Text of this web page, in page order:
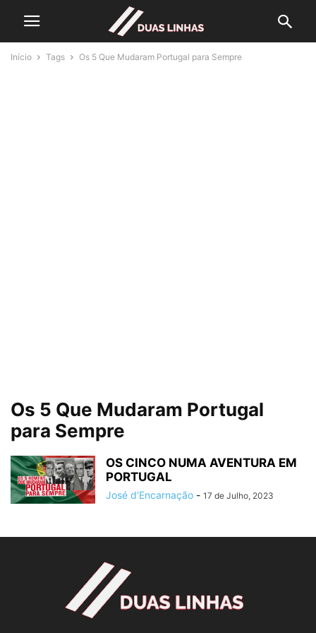
Início Tags Os 5 Que Mudaram Portugal para Sempre
Os 5 Que Mudaram Portugal
para Sempre
OS CINCO NUMA AVENTURA EM
PORTUGAL
José d'Encarnação - 17 de Julho, 2023